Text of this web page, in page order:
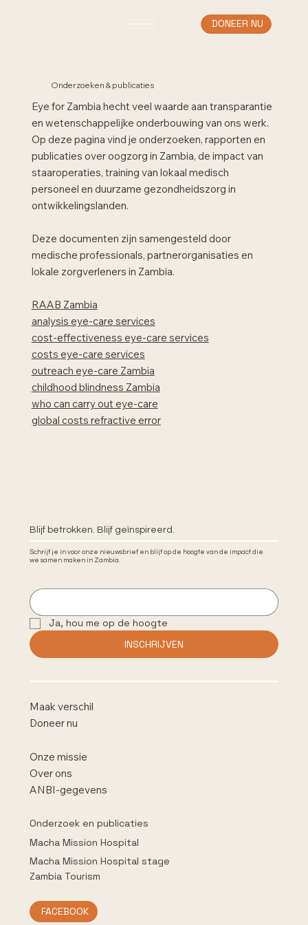
DONEER NU
Onderzoeken & publicaties
Eye for Zambia hecht veel waarde aan transparantie
en wetenschappelijke onderbouwing van ons werk.
Op deze pagina vind je onderzoeken, rapporten en
publicaties over oogzorg in Zambia, de impact van
staaroperaties, training van lokaal medisch
personeel en duurzame gezondheidszorg in
ontwikkelingslanden.
Deze documenten zijn samengesteld door
medische professionals, partnerorganisaties en
lokale zorgverleners in Zambia.
RAAB Zambia
analysis eye-care services
cost-effectiveness eye-care services
costs eye-care services
outreach eye-care Zambia
childhood blindness Zambia
who can carry out eye-care
global costs refractive error
Blijf betrokken. Blijf geïnspireerd.
Schrijf je in voor onze nieuwsbrief en blijf op de hoogte van de impact die
we samen maken in Zambia.
Ja, hou me op de hoogte
INSCHRIJVEN
Maak verschil
Doneer nu
Onze missie
Over ons
ANBI-gegevens
Onderzoek en publicaties
Macha Mission Hospital
Macha Mission Hospital stage
Zambia Tourism
FACEBOOK